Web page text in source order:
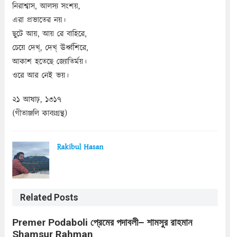
নিরাশ্বাস, আলস্য সংশয়,
এরা প্রভাতের নয়।
ছুটে আয়, আয় রে বাহিরে,
চেয়ে দেখ্‌, দেখ্‌ ঊর্ধ্বশিরে,
আকাশ হতেছে জ্যোতির্ময়।
ওরে আর নেই ভয়।
২১ আষাঢ়, ১৩১৭
(গীতাঞ্জলি কাব্যগ্রন্থ)
Rakibul Hasan
Related Posts
Premer Podaboli প্রেমের পদাবলী– শামসুর রাহমান
Shamsur Rahman